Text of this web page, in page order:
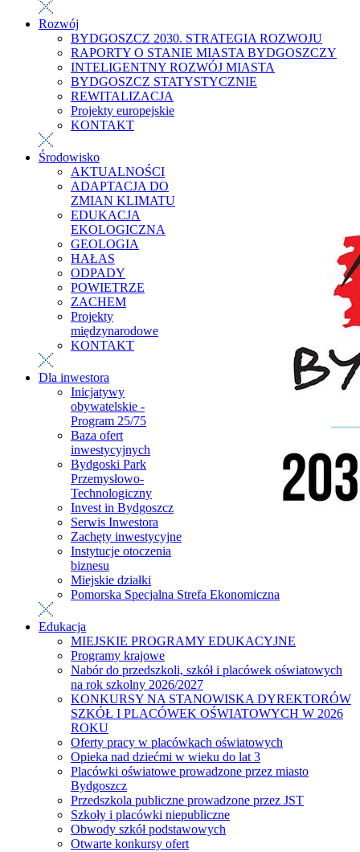
Rozwój
BYDGOSZCZ 2030. STRATEGIA ROZWOJU
RAPORTY O STANIE MIASTA BYDGOSZCZY
INTELIGENTNY ROZWÓJ MIASTA
BYDGOSZCZ STATYSTYCZNIE
REWITALIZACJA
Projekty europejskie
KONTAKT
Środowisko
AKTUALNOŚCI
ADAPTACJA DO
ZMIAN KLIMATU
EDUKACJA
EKOLOGICZNA
GEOLOGIA
HAŁAS
ODPADY
POWIETRZE
ZACHEM
Projekty
międzynarodowe
KONTAKT
Dla inwestora
Inicjatywy
obywatelskie -
Program 25/75
Baza ofert
inwestycyjnych
Bydgoski Park
Przemysłowo-
Technologiczny
Invest in Bydgoszcz
Serwis Inwestora
Zachęty inwestycyjne
Instytucje otoczenia
biznesu
Miejskie działki
Pomorska Specjalna Strefa Ekonomiczna
Edukacja
MIEJSKIE PROGRAMY EDUKACYJNE
Programy krajowe
Nabór do przedszkoli, szkół i placówek oświatowych
na rok szkolny 2026/2027
KONKURSY NA STANOWISKA DYREKTORÓW
SZKÓŁ I PLACÓWEK OŚWIATOWYCH W 2026
ROKU
Oferty pracy w placówkach oświatowych
Opieka nad dziećmi w wieku do lat 3
Placówki oświatowe prowadzone przez miasto
Bydgoszcz
Przedszkola publiczne prowadzone przez JST
Szkoły i placówki niepubliczne
Obwody szkół podstawowych
Otwarte konkursy ofert